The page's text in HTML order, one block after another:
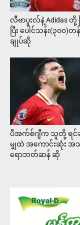
လီဗာပူးလ်နဲ့ Adidas တို့
ပြီး ပေါင်သန်း(၃၀၀)တ
ချုပ်ဆို
ပီအက်စ်ဂျီက သူတို့ ရ
မျှထဲ အကောင်းဆုံး အ
ရောဘတ်ဆန် ဆို